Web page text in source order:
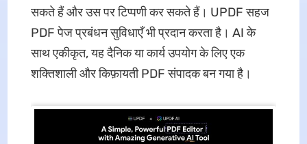
सकते हैं और उस पर टिप्पणी कर सकते हैं। UPDF सहज
PDF पेज प्रबंधन सुविधाएँ भी प्रदान करता है। AI के
साथ एकीकृत, यह दैनिक या कार्य उपयोग के लिए एक
शक्तिशाली और किफ़ायती PDF संपादक बन गया है।